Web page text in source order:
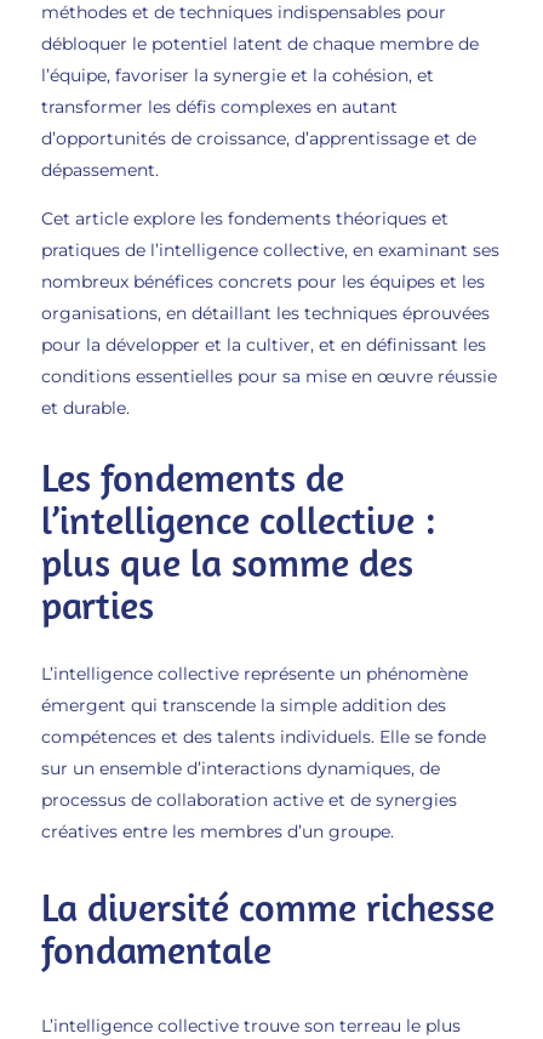
méthodes et de techniques indispensables pour
débloquer le potentiel latent de chaque membre de
l’équipe, favoriser la synergie et la cohésion, et
transformer les défis complexes en autant
d’opportunités de croissance, d’apprentissage et de
dépassement.
Cet article explore les fondements théoriques et
pratiques de l’intelligence collective, en examinant ses
nombreux bénéfices concrets pour les équipes et les
organisations, en détaillant les techniques éprouvées
pour la développer et la cultiver, et en définissant les
conditions essentielles pour sa mise en œuvre réussie
et durable.
Les fondements de
l’intelligence collective :
plus que la somme des
parties
L’intelligence collective représente un phénomène
émergent qui transcende la simple addition des
compétences et des talents individuels. Elle se fonde
sur un ensemble d’interactions dynamiques, de
processus de collaboration active et de synergies
créatives entre les membres d’un groupe.
La diversité comme richesse
fondamentale
L’intelligence collective trouve son terreau le plus